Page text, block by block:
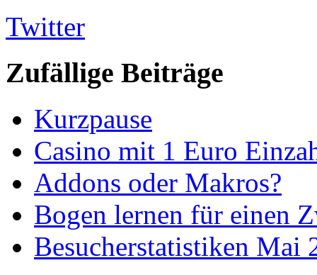
Twitter
Zufällige Beiträge
Kurzpause
Casino mit 1 Euro
Addons oder Makros?
Bogen lernen für einen
Besucherstatistiken Mai